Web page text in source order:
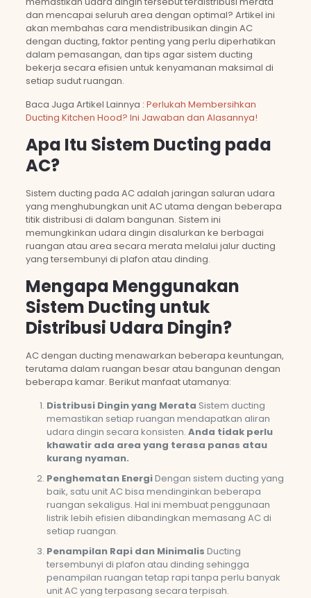
dan mencapai seluruh area dengan optimal? Artikel ini
akan membahas cara mendistribusikan dingin AC
dengan ducting, faktor penting yang perlu diperhatikan
dalam pemasangan, dan tips agar sistem ducting
bekerja secara efisien untuk kenyamanan maksimal di
setiap sudut ruangan.
Baca Juga Artikel Lainnya : Perlukah Membersihkan
Ducting Kitchen Hood? Ini Jawaban dan Alasannya!
Apa Itu Sistem Ducting pada
AC?
Sistem ducting pada AC adalah jaringan saluran udara
yang menghubungkan unit AC utama dengan beberapa
titik distribusi di dalam bangunan. Sistem ini
memungkinkan udara dingin disalurkan ke berbagai
ruangan atau area secara merata melalui jalur ducting
yang tersembunyi di plafon atau dinding.
Mengapa Menggunakan
Sistem Ducting untuk
Distribusi Udara Dingin?
AC dengan ducting menawarkan beberapa keuntungan,
terutama dalam ruangan besar atau bangunan dengan
beberapa kamar. Berikut manfaat utamanya:
Distribusi Dingin yang Merata Sistem ducting
memastikan setiap ruangan mendapatkan aliran
udara dingin secara konsisten. Anda tidak perlu
khawatir ada area yang terasa panas atau
kurang nyaman.
Penghematan EnergiDengan sistem ducting yang
baik, satu unit AC bisa mendinginkan beberapa
ruangan sekaligus. Hal ini membuat penggunaan
listrik lebih efisien dibandingkan memasang AC di
setiap ruangan.
Penampilan Rapi dan Minimalis Ducting
tersembunyi di plafon atau dinding sehingga
penampilan ruangan tetap rapi tanpa perlu banyak
unit AC yang terpasang secara terpisah.